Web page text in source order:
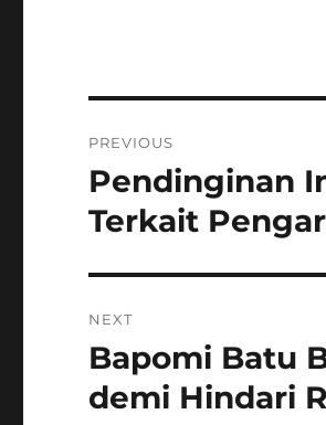
pos
PREVIOUS
Previous
post:
Pendinginan
Terkait
NEXT
Next
post:
Bapomi Batu
demi Hindari